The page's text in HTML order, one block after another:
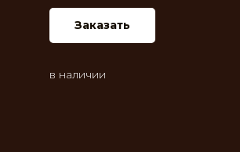
Заказать
в наличии